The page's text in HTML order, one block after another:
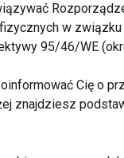
tkankę
– redukcja
wybraną partię
mają
w
95/46/WE
Cię o
znajdziesz